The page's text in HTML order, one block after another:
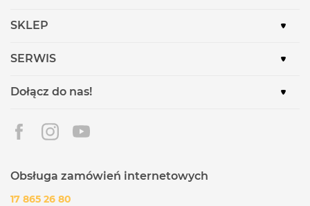
SKLEP
SERWIS
Dołącz do nas!
Obsługa zamówień internetowych
17 865 26 80